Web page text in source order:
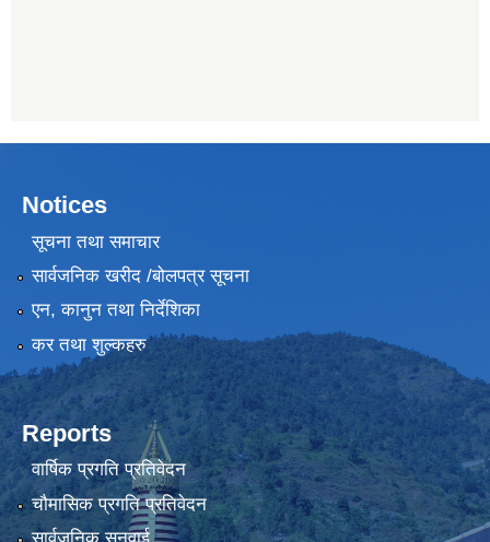
Notices
सूचना तथा समाचार
सार्वजनिक खरीद /बोलपत्र सूचना
एन, कानुन तथा निर्देशिका
कर तथा शुल्कहरु
Reports
वार्षिक प्रगति प्रतिवेदन
चौमासिक प्रगति प्रतिवेदन